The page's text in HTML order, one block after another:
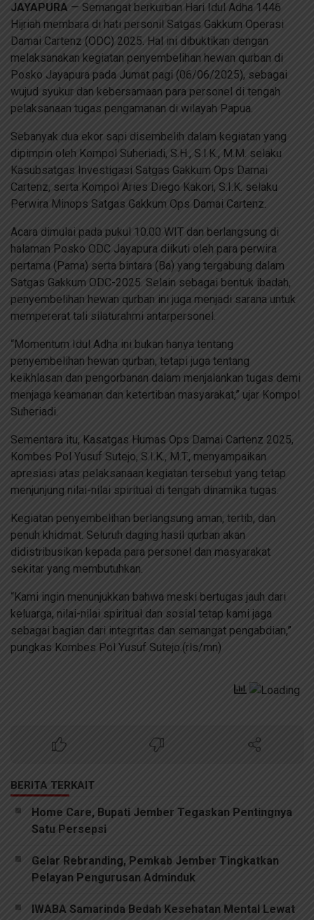
JAYAPURA — Semangat berkurban Hari Idul Adha 1446
Hijriah membara di hati personil Satgas Gakkum Operasi
Damai Cartenz (ODC) 2025. Hal ini dibuktikan dengan
melaksanakan kegiatan penyembelihan hewan qurban di
Posko Jayapura pada Jumat pagi (06/06/2025), sebagai
wujud syukur dan kebersamaan para personel di tengah
pelaksanaan tugas pengamanan di wilayah Papua.
Sebanyak dua ekor sapi disembelih dalam kegiatan yang
dipimpin oleh Kompol Suheriadi, S.H., S.I.K., M.M. selaku
Kasubsatgas Investigasi Satgas Gakkum Ops Damai
Cartenz, serta Kompol Aries Diego Kakori, S.I.K. selaku
Perwira Minops Satgas Gakkum Ops Damai Cartenz.
Acara dimulai pada pukul 10.00 WIT dan berlangsung di
halaman Posko ODC Jayapura diikuti oleh para perwira
pertama (Pama) serta bintara (Ba) yang tergabung dalam
Satgas Gakkum ODC-2025. Selain sebagai bentuk ibadah,
penyembelihan hewan qurban ini juga menjadi sarana untuk
mempererat tali silaturahmi antarpersonel.
“Momentum Idul Adha ini bukan hanya tentang
penyembelihan hewan qurban, tetapi juga tentang
keikhlasan dan pengorbanan dalam menjalankan tugas demi
menjaga keamanan dan ketertiban masyarakat,” ujar Kompol
Suheriadi.
Sementara itu, Kasatgas Humas Ops Damai Cartenz 2025,
Kombes Pol Yusuf Sutejo, S.I.K., M.T., menyampaikan
apresiasi atas pelaksanaan kegiatan tersebut yang tetap
menjunjung nilai-nilai spiritual di tengah dinamika tugas.
Kegiatan penyembelihan berlangsung aman, tertib, dan
penuh khidmat. Seluruh daging hasil qurban akan
didistribusikan kepada para personel dan masyarakat
sekitar yang membutuhkan.
“Kami ingin menunjukkan bahwa meski bertugas jauh dari
keluarga, nilai-nilai spiritual dan sosial tetap kami jaga
sebagai bagian dari integritas dan semangat pengabdian,”
pungkas Kombes Pol Yusuf Sutejo.(rls/mn)
BERITA TERKAIT
Home Care, Bupati Jember Tegaskan Pentingnya
Satu Persepsi
Gelar Rebranding, Pemkab Jember Tingkatkan
Pelayan Pengurusan Adminduk
IWABA Samarinda Bedah Kesehatan Mental Lewat